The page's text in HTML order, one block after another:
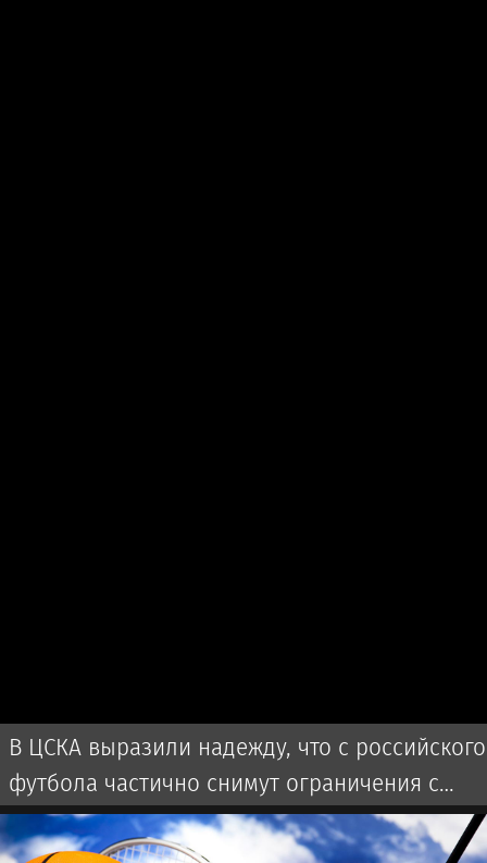
В ЦСКА выразили надежду, что с российского
футбола частично снимут ограничения с
сезона-2027/28